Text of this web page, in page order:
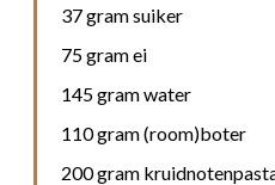
37 gram suiker
75 gram ei
145 gram water
110 gram (room)boter
200 gram